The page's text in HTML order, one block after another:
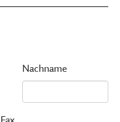
Nachname
Fax